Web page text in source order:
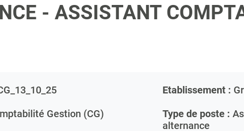
- ASSISTANT
Etablissement :
Gestion (CG) Type de poste :
alternance